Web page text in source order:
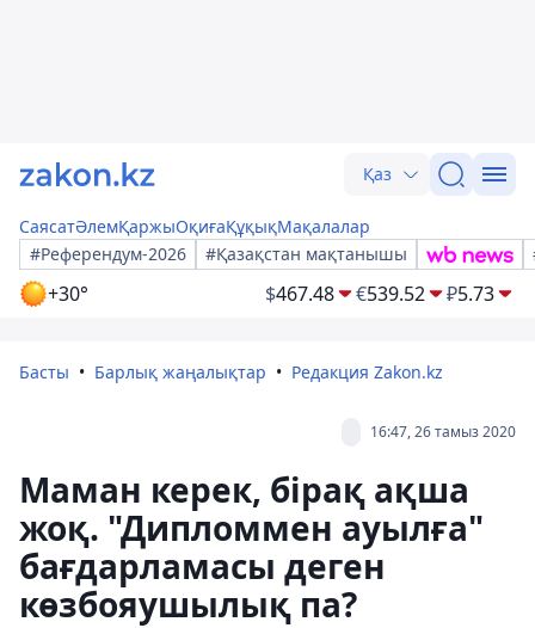
Қаз
СаясатӘлемҚаржыОқиғаҚұқықМақалалар
#Референдум-2026
#Қазақстан мақтанышы
+30° $467.48 €539.52 ₽5.73
Басты Барлық жаңалықтар Редакция Zakon.kz
16:47, 26 тамыз 2020
Маман керек, бірақ ақша
жоқ. "Дипломмен ауылға"
бағдарламасы деген
көзбояушылық па?